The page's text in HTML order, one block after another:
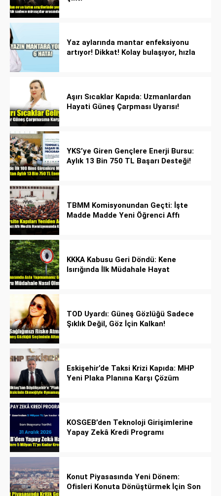
Yaz aylarında mantar enfeksiyonu
artıyor! Dikkat! Kolay bulaşıyor, hızla
Aşırı Sıcaklar Kapıda: Uzmanlardan
Hayati Güneş Çarpması Uyarısı!
YKS’ye Giren Gençlere Enerji Bursu:
Aylık 13 Bin 750 TL Başarı Desteği!
TBMM Komisyonundan Geçti: İşte
Madde Madde Yeni Öğrenci Affı
KKKA Kabusu Geri Döndü: Kene
Isırığında İlk Müdahale Hayat
TOD Uyardı: Güneş Gözlüğü Sadece
Şıklık Değil, Göz İçin Kalkan!
Eskişehir’de Taksi Krizi Kapıda: MHP
Yeni Plaka Planına Karşı Çözüm
KOSGEB’den Teknoloji Girişimlerine
Yapay Zekâ Kredi Programı
Konut Piyasasında Yeni Dönem:
Ofisleri Konuta Dönüştürmek İçin Son